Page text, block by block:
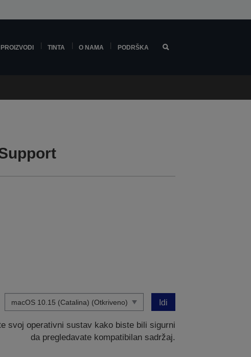
PROIZVODI TINTA O NAMA PODRŠKA
Idi
svoj operativni sustav kako biste bili sigurni
da pregledavate kompatibilan sadržaj.